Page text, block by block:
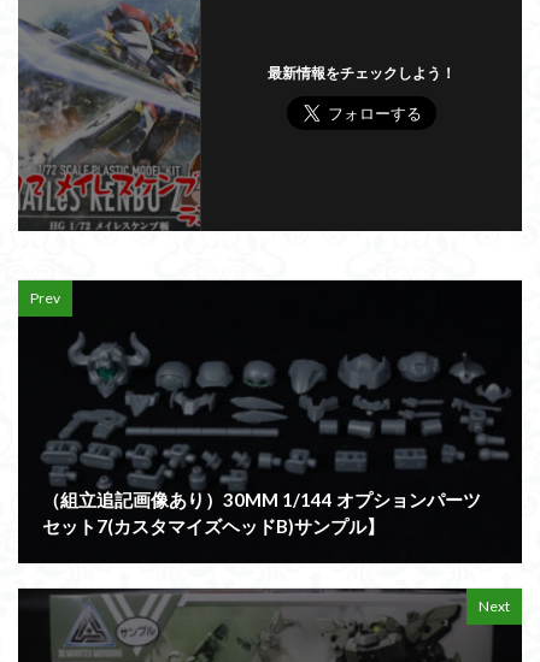
最新情報をチェックしよう！
Prev
（組立追記画像あり）30MM 1/144 オプションパーツ
セット7(カスタマイズヘッドB)サンプル】
Next